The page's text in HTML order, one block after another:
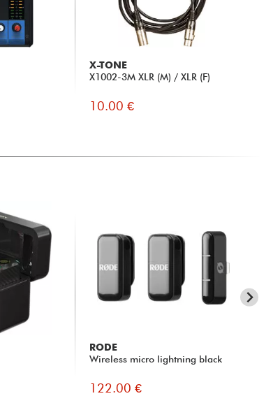
X-TONE
X1002-3M XLR (M) / XLR (F)
10.00 €
RODE
Wireless micro lightning black
122.00 €